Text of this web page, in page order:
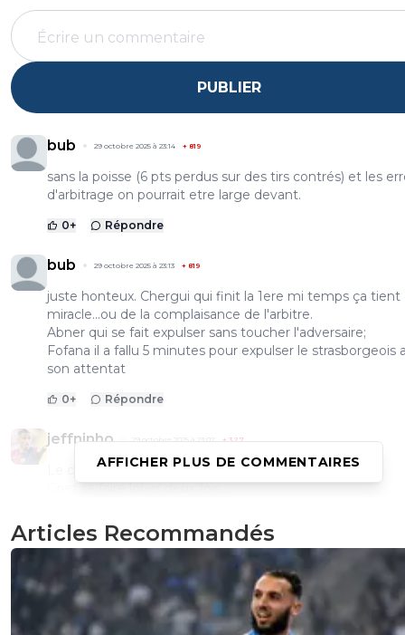
PUBLIER
bub 29 octobre 2025 à 23:14 + 819
sans la poisse (6 pts perdus sur des tirs contrés) et les
d'arbitrage on pourrait etre large devant.
0+ Répondre
bub 29 octobre 2025 à 23:13 + 819
juste honteux. Chergui qui finit la 1ere mi temps ça tient
miracle...ou de la complaisance de l'arbitre.
Abner qui se fait expulser sans toucher l'adversaire;
Fofana il a fallu 5 minutes pour expulser le strasborgeois
son attentat
0+ Répondre
jeffninho 29 octobre 2025 à 23:07 +327
Le carton rouge d'Abner est un scandale.
Grief se faire lober deux fois...
venait chialer sur la lucarne de Moreira. J'attends que les
mêmes viennent pleurer pour les 3 buts du PFC qui
de nul part.
Changements de merde du coach.
Tagliafico qui a perdu sa grinta...
De Carvalho qui fait semblant de défendre et qui se
AFFICHER PLUS DE COMMENTAIRES
Articles Recommandés